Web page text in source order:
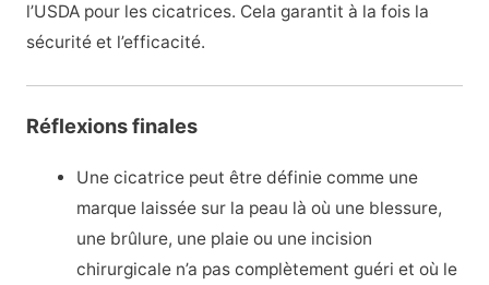
l’USDA pour les cicatrices. Cela garantit à la fois la
sécurité et l’efficacité.
Réflexions finales
Une cicatrice peut être définie comme une
marque laissée sur la peau là où une blessure,
une brûlure, une plaie ou une incision
chirurgicale n’a pas complètement guéri et où le